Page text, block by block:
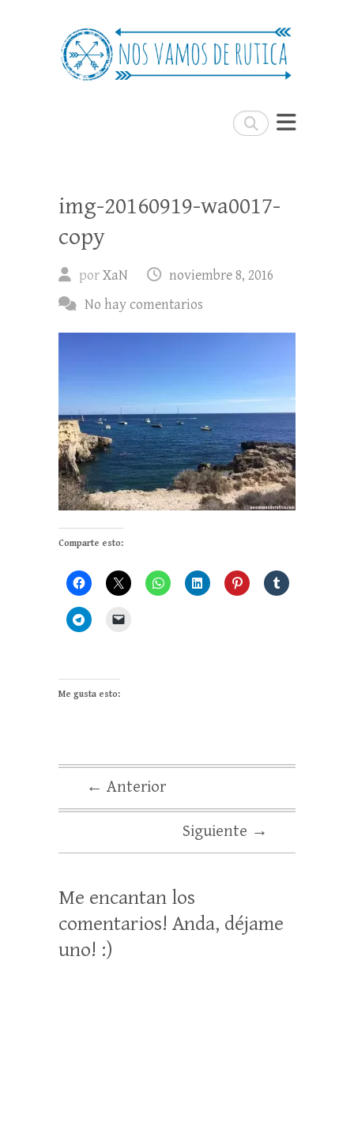
Buscar
Nos Vamos de Rutica
img-20160919-wa0017-
copy
porXaN
noviembre 8, 2016
No hay comentarios
Comparte esto:
Me gusta esto:
← Anterior
Siguiente →
Me encantan los
comentarios! Anda, déjame
uno! :)